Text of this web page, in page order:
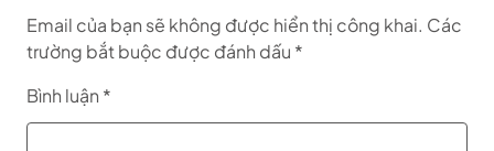
Email của bạn sẽ không được hiển thị công khai. Các
trường bắt buộc được đánh dấu *
Bình luận *